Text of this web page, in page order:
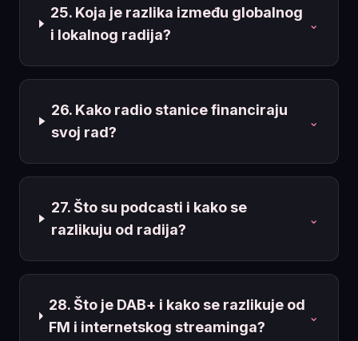
25. Koja je razlika između globalnog
i lokalnog radija?
⌄
26. Kako radio stanice financiraju
svoj rad?
⌄
27. Što su podcasti i kako se
razlikuju od radija?
⌄
28. Što je DAB+ i kako se razlikuje od
FM i internetskog streaminga?
⌄